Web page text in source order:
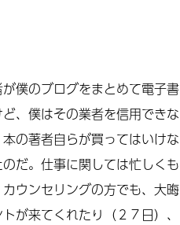
僕のブログをまとめて電子書
、僕はその業者を信用できな
の著者自らが買ってはいけな
だ。仕事に関しては忙しくも
ウンセリングの方でも、大晦
が来てくれたり（２７日）、